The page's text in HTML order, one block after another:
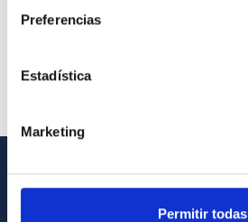
Preferencias
Estadística
Marketing
Permitir todas
INFORMACIÓN GENERAL